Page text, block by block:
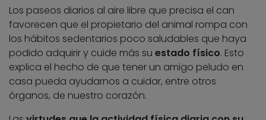
Los paseos diarios al aire libre que precisa el can
favorecen que el propietario del animal rompa con
los hábitos sedentarios poco saludables que haya
podido adquirir y cuide más su estado físico. Esto
explica el hecho de que tener un amigo peludo en
casa pueda ayudarnos a cuidar, entre otros
órganos, de nuestro corazón.